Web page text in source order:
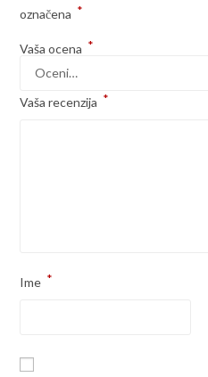
označena *
Vaša ocena *
Vaša recenzija *
Ime *